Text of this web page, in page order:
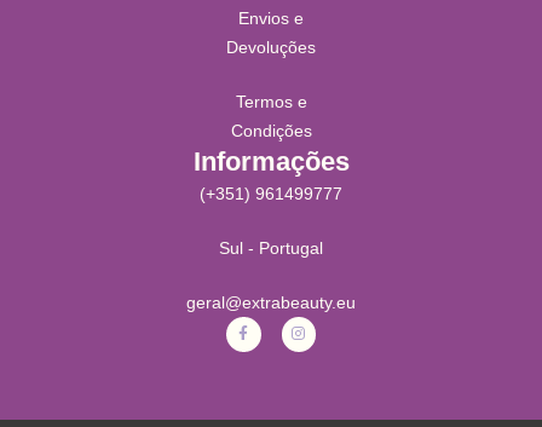
Envios e
Devoluções
Termos e
Condições
Informações
(+351) 961499777
Sul - Portugal
geral@extrabeauty.eu